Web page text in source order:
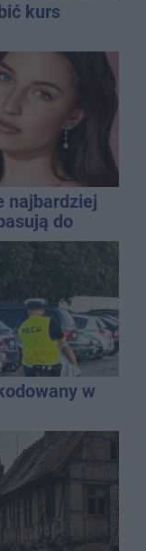
kurs
najbardziej
do
w